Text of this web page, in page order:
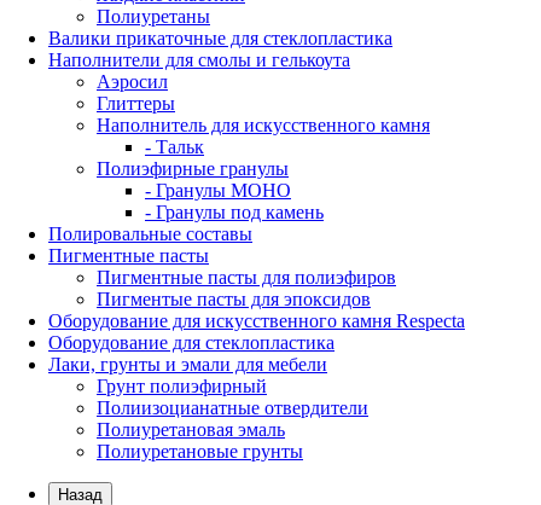
Полиуретаны
Валики прикаточные для стеклопластика
Наполнители для смолы и гелькоута
Аэросил
Глиттеры
Наполнитель для искусственного камня
- Тальк
Полиэфирные гранулы
- Гранулы МОНО
- Гранулы под камень
Полировальные составы
Пигментные пасты
Пигментные пасты для полиэфиров
Пигментые пасты для эпоксидов
Оборудование для искусственного камня Respecta
Оборудование для стеклопластика
Лаки, грунты и эмали для мебели
Грунт полиэфирный
Полиизоцианатные отвердители
Полиуретановая эмаль
Полиуретановые грунты
Назад